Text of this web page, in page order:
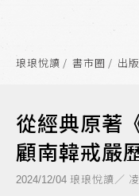
琅琅悅讀 書市圈 出
從經典原著
顧南韓戒嚴
2024/12/04 琅琅悅讀／